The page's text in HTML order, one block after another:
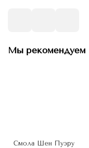
Мы рекомендуем
Смола Шен Пуэру